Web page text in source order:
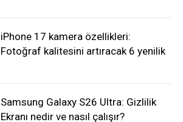
iPhone 17 kamera özellikleri:
Fotoğraf kalitesini artıracak 6 yenilik
Samsung Galaxy S26 Ultra: Gizlilik
Ekranı nedir ve nasıl çalışır?